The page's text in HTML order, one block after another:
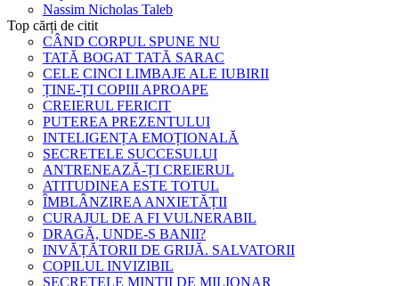
Nassim Nicholas Taleb
Top cărți de citit
CÂND CORPUL SPUNE NU
TATĂ BOGAT TATĂ SARAC
CELE CINCI LIMBAJE ALE IUBIRII
ȚINE-ȚI COPIII APROAPE
CREIERUL FERICIT
PUTEREA PREZENTULUI
INTELIGENȚA EMOȚIONALĂ
SECRETELE SUCCESULUI
ANTRENEAZĂ-ȚI CREIERUL
ATITUDINEA ESTE TOTUL
ÎMBLÂNZIREA ANXIETĂȚII
CURAJUL DE A FI VULNERABIL
DRAGĂ, UNDE-S BANII?
INVĂȚĂTORII DE GRIJĂ. SALVATORII
COPILUL INVIZIBIL
SECRETELE MINȚII DE MILIONAR